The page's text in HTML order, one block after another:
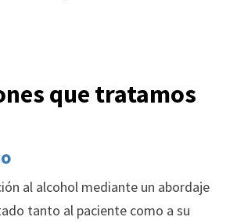
que tratamos
al alcohol mediante un abordaje
tanto al paciente como a su